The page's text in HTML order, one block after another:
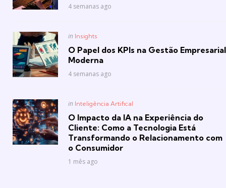
4 semanas ago
Posted
in Insights
O Papel dos KPIs na Gestão Empresarial
Moderna
4 semanas ago
Posted
in Inteligência Artifical
O Impacto da IA na Experiência do
Cliente: Como a Tecnologia Está
Transformando o Relacionamento com
o Consumidor
1 mês ago